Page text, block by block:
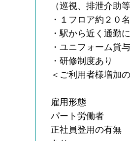
（巡視、排泄介助
・１フロア約２０
・駅から近く通勤
・ユニフォーム貸与
・研修制度あ
＜ご利用者様増加
雇用形態
パート労働者
正社員登用の有無